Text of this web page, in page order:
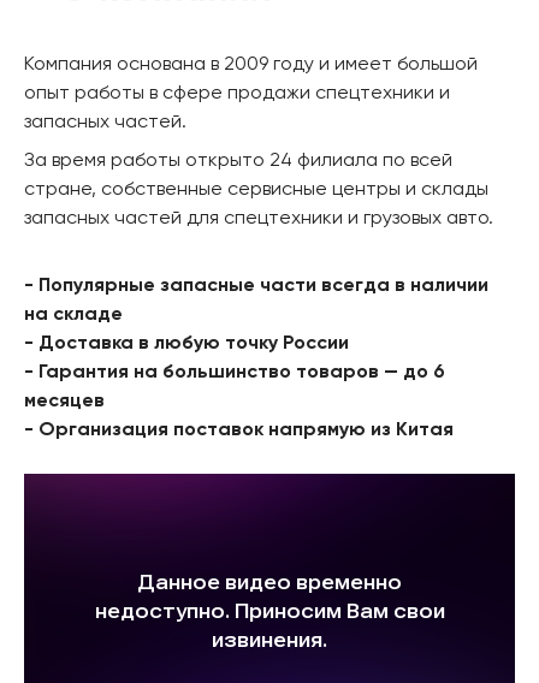
Компания основана в 2009 году и имеет большой
опыт работы в сфере продажи спецтехники и
запасных частей.
За время работы открыто 24 филиала по всей
стране, собственные сервисные центры и склады
запасных частей для спецтехники и грузовых авто.
- Популярные запасные части всегда в наличии
на складе
- Доставка в любую точку России
- Гарантия на большинство товаров — до 6
месяцев
- Организация поставок напрямую из Китая